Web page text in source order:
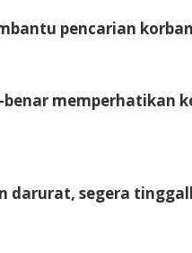
pencarian
segera